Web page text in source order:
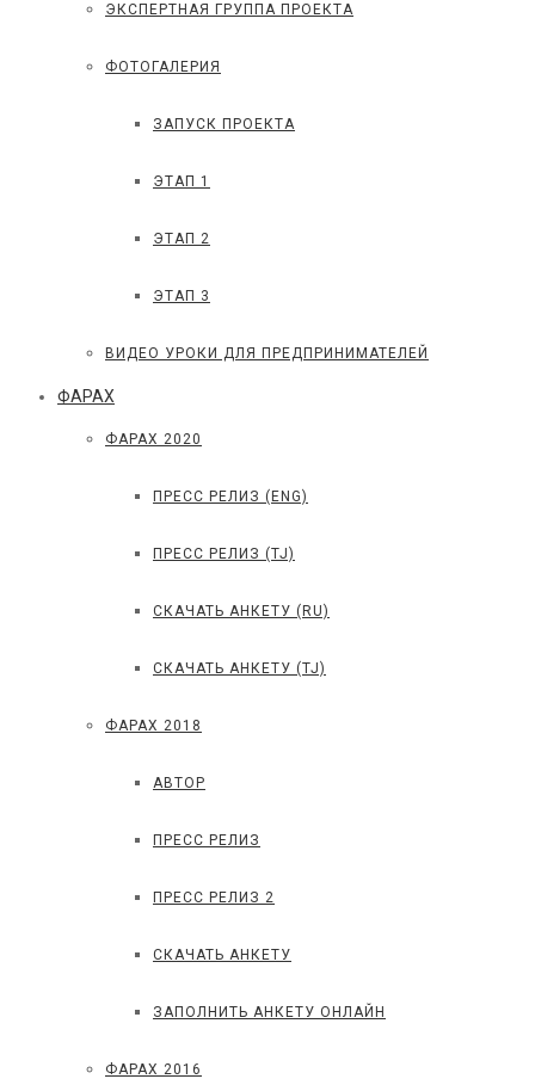
ЭКСПЕРТНАЯ ГРУППА ПРОЕКТА
ФОТОГАЛЕРИЯ
ЗАПУСК ПРОЕКТА
ЭТАП 1
ЭТАП 2
ЭТАП 3
ВИДЕО УРОКИ ДЛЯ ПРЕДПРИНИМАТЕЛЕЙ
ФАРАХ
ФАРАХ 2020
ПРЕСС РЕЛИЗ (ENG)
ПРЕСС РЕЛИЗ (TJ)
СКАЧАТЬ АНКЕТУ (RU)
СКАЧАТЬ АНКЕТУ (TJ)
ФАРАХ 2018
АВТОР
ПРЕСС РЕЛИЗ
ПРЕСС РЕЛИЗ 2
СКАЧАТЬ АНКЕТУ
ЗАПОЛНИТЬ АНКЕТУ ОНЛАЙН
ФАРАХ 2016